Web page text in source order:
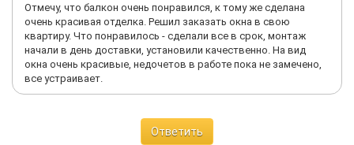
Отмечу, что балкон очень понравился, к тому же сделана
очень красивая отделка. Решил заказать окна в свою
квартиру. Что понравилось - сделали все в срок, монтаж
начали в день доставки, установили качественно. На вид
окна очень красивые, недочетов в работе пока не замечено,
все устраивает.
Ответить